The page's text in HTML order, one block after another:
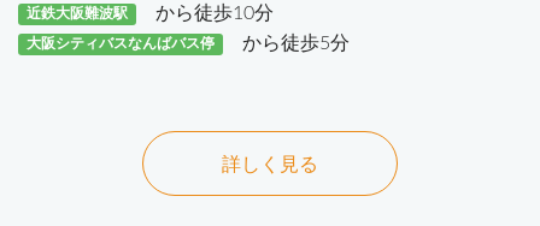
近鉄大阪難波駅 から徒歩10分
大阪シティバスなんばバス停 から徒歩5分
詳しく見る